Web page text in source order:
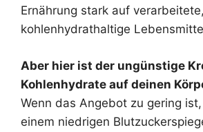
Ernährung stark auf verarbeitete,
kohlenhydrathaltige
Aber hier ist der ungünstige
Kohlenhydrate auf deinen
Wenn das Angebot zu gering
einem niedrigen